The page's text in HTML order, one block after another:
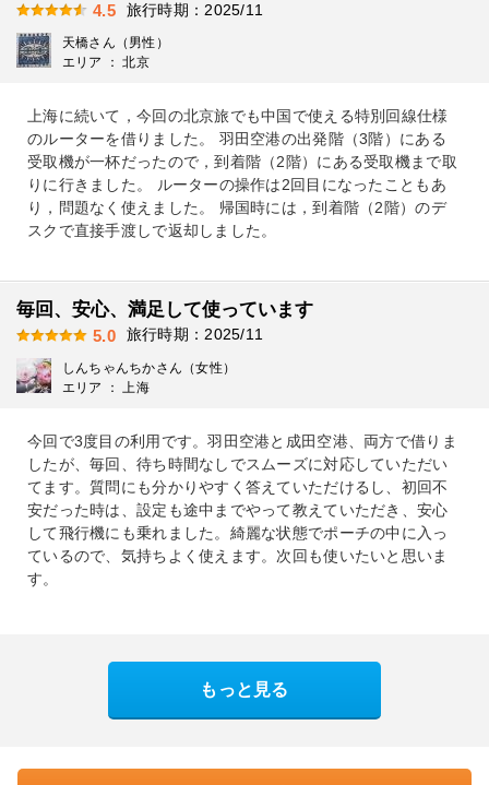
4.5 旅行時期：2025/11
天橋さん（男性）
エリア ： 北京
上海に続いて，今回の北京旅でも中国で使える特別回線仕様
のルーターを借りました。 羽田空港の出発階（3階）にある
受取機が一杯だったので，到着階（2階）にある受取機まで取
りに行きました。 ルーターの操作は2回目になったこともあ
り，問題なく使えました。 帰国時には，到着階（2階）のデ
スクで直接手渡しで返却しました。
毎回、安心、満足して使っています
5.0 旅行時期：2025/11
しんちゃんちかさん（女性）
エリア ： 上海
今回で3度目の利用です。羽田空港と成田空港、両方で借りま
したが、毎回、待ち時間なしでスムーズに対応していただい
てます。質問にも分かりやすく答えていただけるし、初回不
安だった時は、設定も途中までやって教えていただき、安心
して飛行機にも乗れました。綺麗な状態でポーチの中に入っ
ているので、気持ちよく使えます。次回も使いたいと思いま
す。
もっと見る